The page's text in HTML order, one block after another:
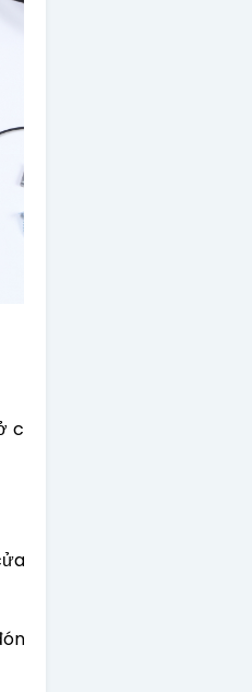
cửa rộng hơn, cuối hành
đóng chắc, tính an toàn
mở. Không lo vấn đề